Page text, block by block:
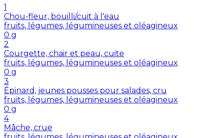
1
Chou-fleur, bouilli/cuit à l'eau
fruits, légumes, légumineuses et oléagineux
0 g
2
Courgette, chair et peau, cuite
fruits, légumes, légumineuses et oléagineux
0 g
3
Épinard, jeunes pousses pour salades, cru
fruits, légumes, légumineuses et oléagineux
0 g
4
Mâche, crue